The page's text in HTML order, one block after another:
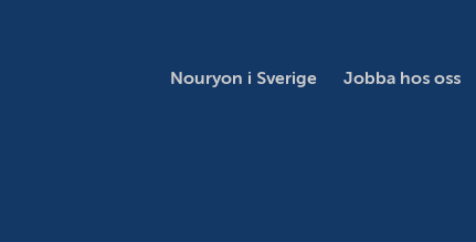
Nouryon i Sverige Jobba hos oss